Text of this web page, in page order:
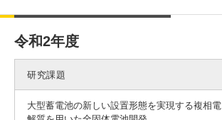
令和2年度
研究課題
大型蓄電池の新しい設置形態を実現する複相電